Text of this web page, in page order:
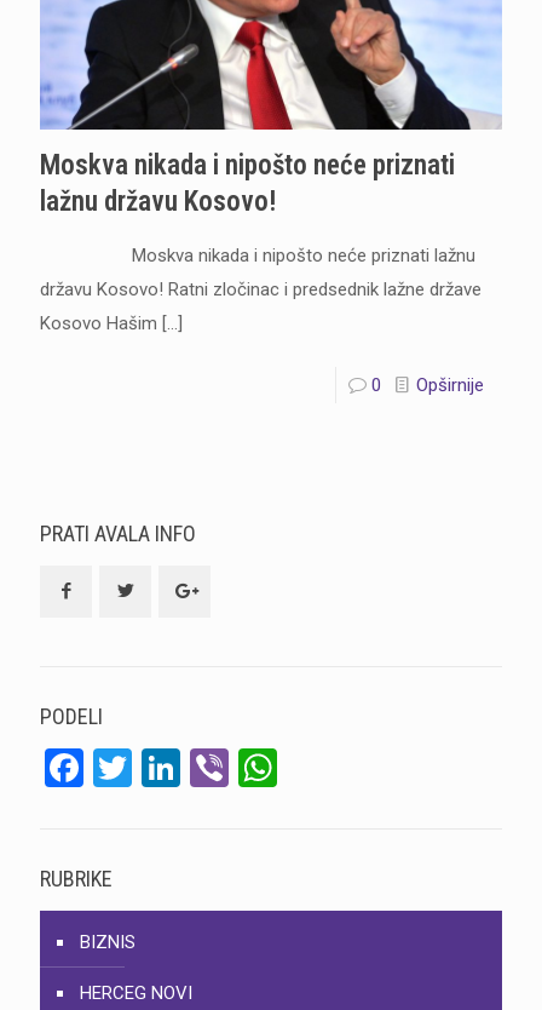
Moskva nikada i nipošto neće priznati
lažnu državu Kosovo!
Moskva nikada i nipošto neće priznati lažnu
državu Kosovo! Ratni zločinac i predsednik lažne države
Kosovo Hašim […]
0 Opširnije
PRATI AVALA INFO
PODELI
Facebook
Twitter
LinkedIn
Viber
RUBRIKE
BIZNIS
HERCEG NOVI